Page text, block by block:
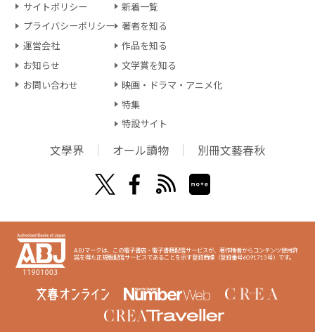
サイトポリシー
プライバシーポリシー
運営会社
お知らせ
お問い合わせ
新着一覧
著者を知る
作品を知る
文学賞を知る
映画・ドラマ・アニメ化
特集
特設サイト
文學界 オール讀物 別冊文藝春秋
ABJマークは、この電子書店・電子書籍配信サービスが、著作権者からコンテンツ使用許
諾を得た正規版配信サービスであることを示す登録商標（登録番号6091713号）です。